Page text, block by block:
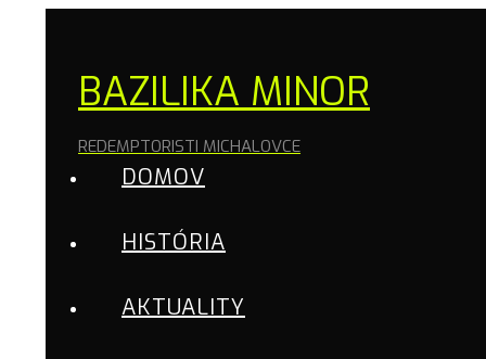
BAZILIKA MINOR
REDEMPTORISTI MICHALOVCE
DOMOV
HISTÓRIA
AKTUALITY